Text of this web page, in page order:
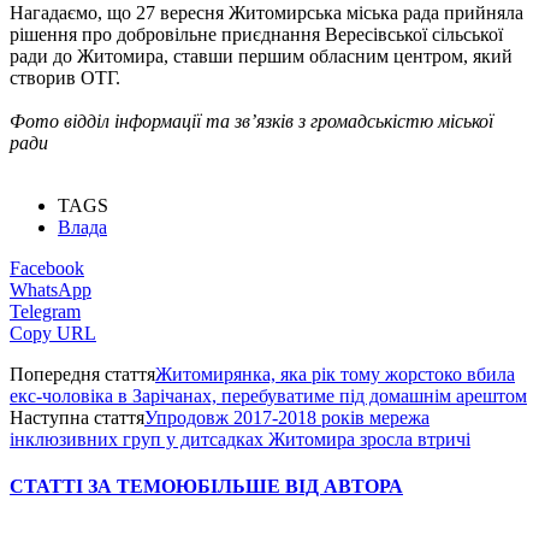
Нагадаємо, що 27 вересня Житомирська міська рада прийняла
рішення про добровільне приєднання Вересівської сільської
ради до Житомира, ставши першим обласним центром, який
створив ОТГ.
Фото відділ інформації та зв’язків з громадськістю міської
ради
TAGS
Влада
Facebook
WhatsApp
Telegram
Copy URL
Попередня статтяЖитомирянка, яка рік тому жорстоко вбила
екс-чоловіка в Зарічанах, перебуватиме під домашнім арештом
Наступна статтяУпродовж 2017-2018 років мережа
інклюзивних груп у дитсадках Житомира зросла втричі
СТАТТІ ЗА ТЕМОЮБІЛЬШЕ ВІД АВТОРА